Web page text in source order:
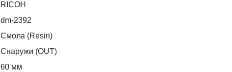
RICOH
dm-2392
Смола (Resin)
Снаружи (OUT)
60 мм